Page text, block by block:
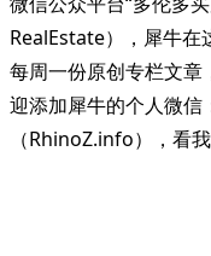
RealEstate），犀牛在
每周一份原创专栏文
迎添加犀牛的个人微
（RhinoZ.info），看